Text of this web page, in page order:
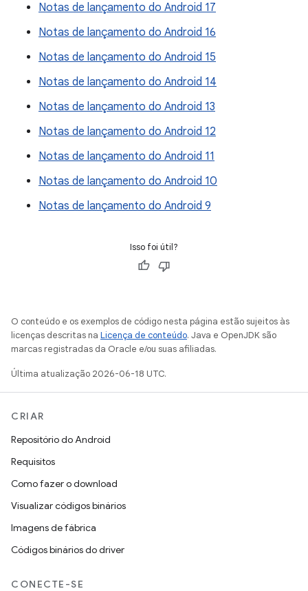
Notas de lançamento do Android 17
Notas de lançamento do Android 16
Notas de lançamento do Android 15
Notas de lançamento do Android 14
Notas de lançamento do Android 13
Notas de lançamento do Android 12
Notas de lançamento do Android 11
Notas de lançamento do Android 10
Notas de lançamento do Android 9
Isso foi útil?
O conteúdo e os exemplos de código nesta página estão sujeitos às
licenças descritas na Licença de conteúdo. Java e OpenJDK são
marcas registradas da Oracle e/ou suas afiliadas.
Última atualização 2026-06-18 UTC.
CRIAR
Repositório do Android
Requisitos
Como fazer o download
Visualizar códigos binários
Imagens de fábrica
Códigos binários do driver
CONECTE-SE